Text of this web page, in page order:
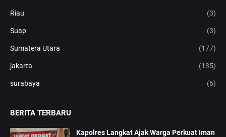
Riau (3)
Suap (3)
Sumatera Utara (177)
jakarta (135)
surabaya (6)
BERITA TERBARU
Kapolres Langkat Ajak Warga Perkuat Iman